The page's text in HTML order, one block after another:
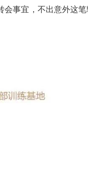
事宜，不出意外这笔